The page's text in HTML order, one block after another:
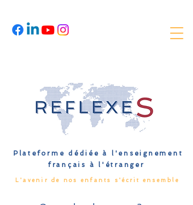
Plateforme dédiée à l'enseignement
français à l'étranger
L'avenir de nos enfants s'écrit ensemble